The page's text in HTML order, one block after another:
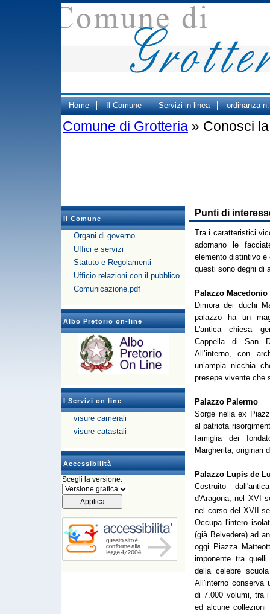
Home Il Comune Servizi in linea
ordinanza
ORARIO CIMITERO
Portale Trasparenza - Gestione
Comune di Grotteria » Conosci
Il Comune
Organi di governo
Uffici e servizi
Statuto e Regolamenti
Ufficio relazioni con il pubblico
Comunicazione.pdf
Albo Pretorio on-line
I Servizi on line
visure camerali
visure catastali
Accessibilità
Scegli la versione:
Punti di
Tra i caratteristici
adornano le
elemento distintivo
questi sono degni di
Palazzo Macedonio
Dimora dei duchi
palazzo ha un
L'antica chiesa
Cappella di San
All’interno, con
un’ampia nicchia
presepe vivente che
Palazzo Palermo
Sorge nella ex
al patriota
famiglia dei
Margherita, originari
Palazzo Lupis de
Costruito
d'Aragona, nel XVI
nel corso del XVII
Occupa l'intero
(già Belvedere) ad
oggi Piazza
imponente tra
della celebre
All'interno conserva
di 7.000 volumi, tra
ed alcune